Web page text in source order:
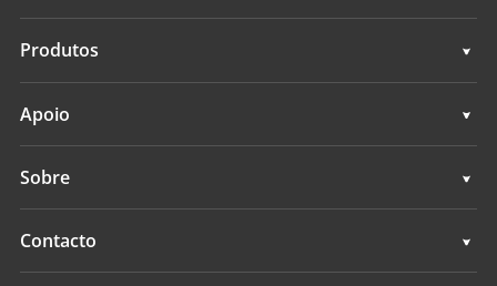
Soluções
Produtos
Sistemas de direção automática
Sistemas de nivelamento de terrenos
Apoio
Apoio
Sobre
Visão geral
Contacto